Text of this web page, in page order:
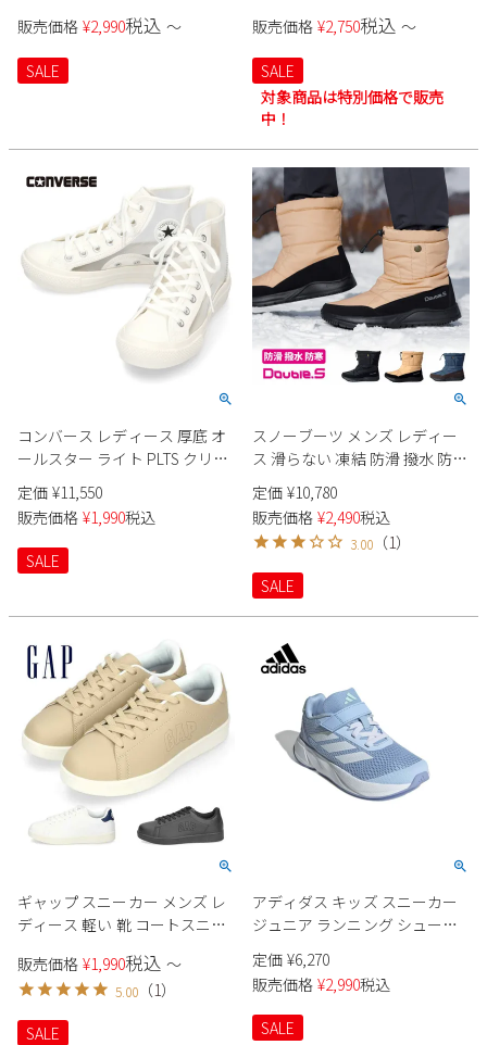
水機能 速乾 軽量 FZ503 ブラッ
ク 黒 グレー ネイビー ホワイト
販売価格 ¥2,990税込 〜
SALE
サンダル A5W91 A5W6H シャワ
ーサンダル オリーブ ブラック
靴
販売価格 ¥2,750税込 〜
SALE
対象商品は特別価格で販売
中！
コンバース レディース 厚底 オ
ールスター ライト PLTS クリア
マテリアル HI ハイカット ALL
STAR LIGHT PLTS
CLEARMATERIAL 白 スニーカー
31312020
定価 ¥11,550
販売価格 ¥1,990税込
SALE
スノーブーツ メンズ レディー
ス 滑らない 凍結 防滑 撥水 防寒
軽量 ボア 冬 温かい カジュアル
ショート フード付き Double.S
ダブルエス カメリア スノトレ
SD7002 Camellia 椿 22cm-28cm
定価 ¥10,780
販売価格 ¥2,490税込
3.00 （1）
SALE
ギャップ スニーカー メンズ レ
ディース 軽い 靴 コートスニー
GPU12316 ベージュ 黒 ローカッ
ト軽量 クッション性
販売価格 ¥1,990税込 〜
5.00 （1）
SALE
アディダス キッズ スニーカー
ジュニア ランニング シューズ
女の子 子供 adidas ID9145
DURAMOSL ELK 面ファスナー
ベルクロ 伸縮 ゴム紐 ブルー 水
色
定価 ¥6,270
販売価格 ¥2,990税込
SALE